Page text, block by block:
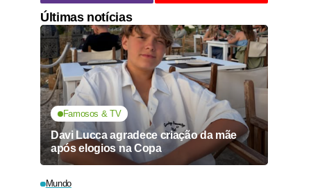
Últimas notícias
Famosos & TV
Davi Lucca agradece criação da mãe
após elogios na Copa
Mundo